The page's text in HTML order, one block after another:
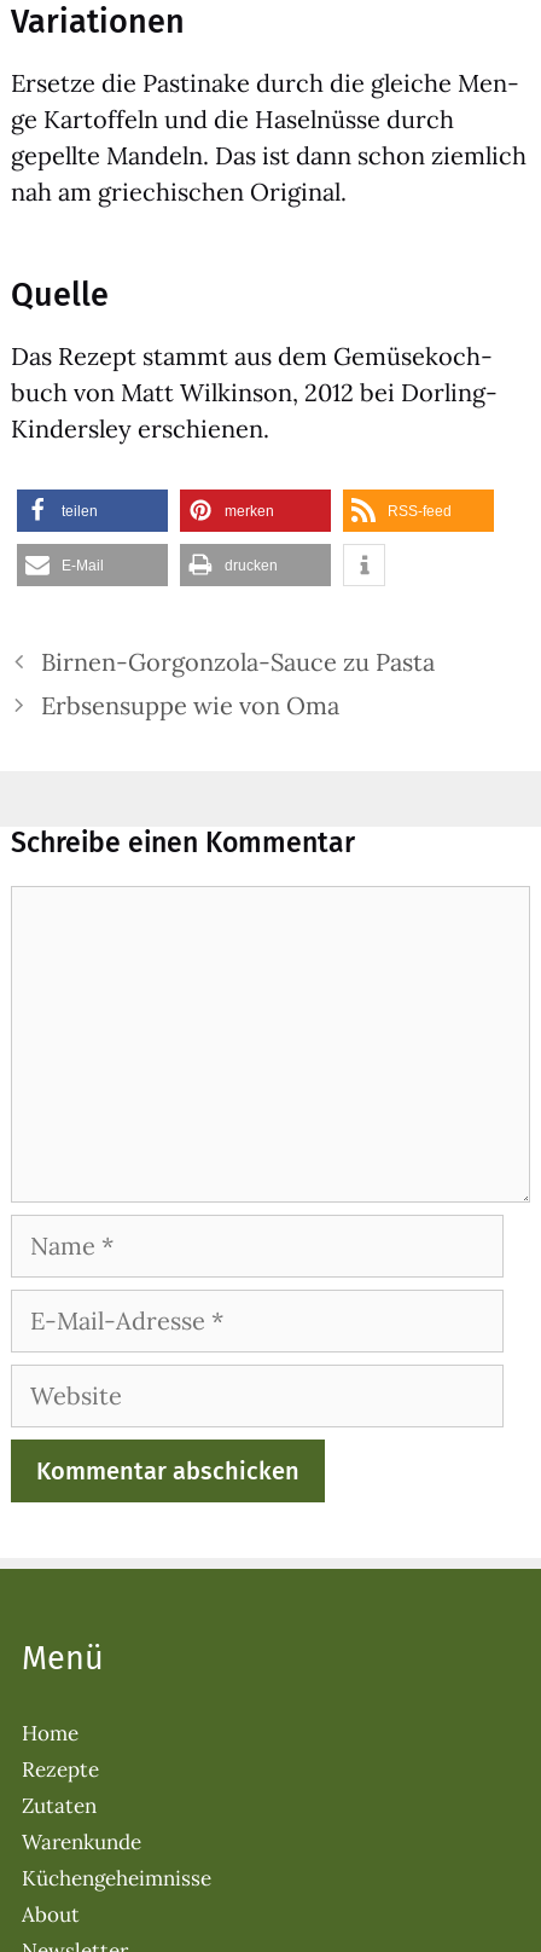
Variationen
Erset­ze die Pas­ti­na­ke durch die glei­che Men­
ge Kar­tof­feln und die Hasel­nüs­se durch
gepell­te Man­deln. Das ist dann schon ziem­lich
nah am grie­chi­schen Ori­gi­nal.
Quelle
Das Rezept stammt aus dem Gemü­se­koch­
buch von Matt Wil­kin­son, 2012 bei Dor­ling-
Kin­ders­ley erschie­nen.
tei­len mer­ken RSS-feed
E‑Mail dru­cken
Birnen-Gorgonzola-Sauce zu Pasta
Erbsensuppe wie von Oma
Schreibe einen Kommentar
Name
E-
Website
Menü
Home
Rezepte
Zutaten
Warenkunde
Küchengeheimnisse
About